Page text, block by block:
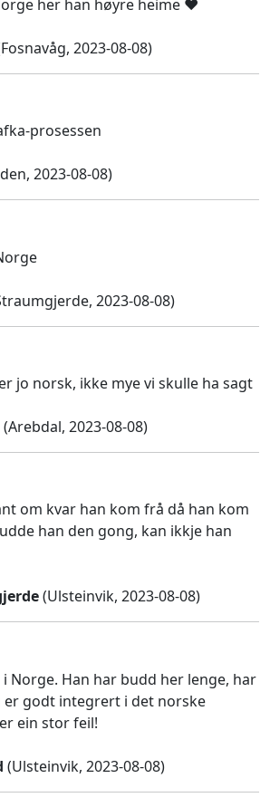
her han høyre heime ❤️
2023-08-08)
prosessen
2023-08-08)
2023-08-08)
jo norsk, ikke mye vi skulle ha sagt
(Arebdal, 2023-08-08)
om kvar han kom frå då han kom
han den gong, kan ikkje han
(Ulsteinvik, 2023-08-08)
Norge. Han har budd her lenge, har
er godt integrert i det norske
ein stor feil!
(Ulsteinvik, 2023-08-08)